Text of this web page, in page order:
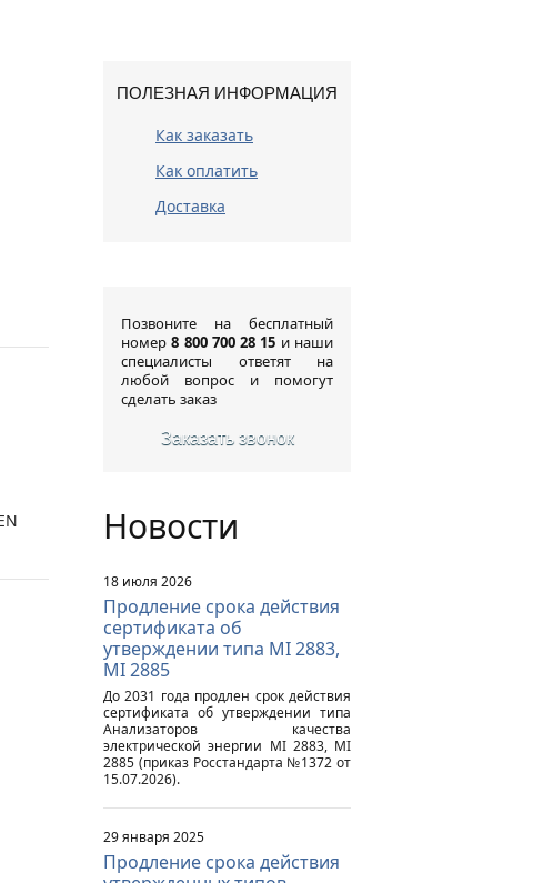
ПОЛЕЗНАЯ ИНФОРМАЦИЯ
Как заказать
Как оплатить
Доставка
Позвоните на бесплатный
номер8 800 700 28 15 и наши
специалисты ответят на
любой вопрос и помогут
сделать заказ
Заказать звонок
Новости
18 июля 2026
Продление срока действия
сертификата об
утверждении типа MI 2883,
MI 2885
До 2031 года продлен срок действия
сертификата об утверждении типа
Анализаторов качества
электрической энергии MI 2883, MI
2885 (приказ Росстандарта №1372 от
15.07.2026).
29 января 2025
Продление срока действия